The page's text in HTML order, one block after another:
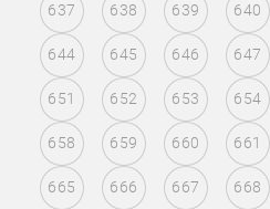
637 638 639 640
644 645 646 647
651 652 653 654
658 659 660 661
665 666 667 668